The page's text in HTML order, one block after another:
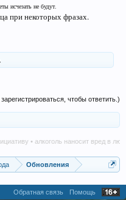
исчезать не будут.
при некоторых фразах.
чтобы ответить.)
• алкоголь наносит вред в
Обновления
Обратная связь Помощь